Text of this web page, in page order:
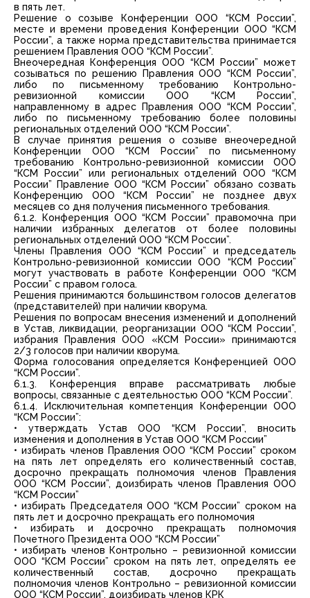
в пять лет.
Решение о созыве Конференции OOO “КСМ России”,
месте и времени проведения Конференции OOO “КСМ
России”, а также норма представительства принимается
решением Правления ООО “КСМ России”.
Внеочередная Конференция ООО “КСМ России” может
созываться по решению Правления ООО “КСМ России”,
либо по письменному требованию Контрольно-
ревизионной комиссии OOO “КСМ России”,
направленному в адрес Правления ООО “КСМ России”,
либо по письменному требованию более половины
региональных отделений ООО “КСМ России”.
В случае принятия решения о созыве внеочередной
Конференции ООО “КСМ России” по письменному
требованию Контрольно-ревизионной комиссии ООО
“КСМ России” или региональных отделений ООО “КСМ
России” Правление ООО “КСМ России” обязано созвать
Конференцию ООО “КСМ России” не позднее двух
месяцев со дня получения письменного требования.
6.1.2. Конференция ООО “КСМ России” правомочна при
наличии избранных делегатов от более половины
региональных отделений ООО “КСМ России”.
Члены Правления ООО “КСМ России” и председатель
Контрольно-ревизионной комиссии ООО “КСМ России”
могут участвовать в работе Конференции ООО “КСМ
России” с правом голоса.
Решения принимаются большинством голосов делегатов
(представителей) при наличии кворума.
Решения по вопросам внесения изменений и дополнений
в Устав, ликвидации, реорганизации ООО “КСМ России”,
избрания Правления ООО «КСМ России» принимаются
2/3 голосов при наличии кворума.
Форма голосования определяется Конференцией ООО
“КСМ России”.
6.1.3. Конференция вправе рассматривать любые
вопросы, связанные с деятельностью ООО “КСМ России”.
6.1.4. Исключительная компетенция Конференции ООО
“КСМ России”:
• утверждать Устав ООО “КСМ России”, вносить
изменения и дополнения в Устав ООО “КСМ России”
• избирать членов Правления ООО “КСМ России” сроком
на пять лет определять его количественный состав,
досрочно прекращать полномочия членов Правления
ООО “КСМ России”, доизбирать членов Правления ООО
“КСМ России”
• избирать Председателя ООО “КСМ России” сроком на
пять лет и досрочно прекращать его полномочия
• избирать и досрочно прекращать полномочия
Почетного Президента ООО “КСМ России”
• избирать членов Контрольно – ревизионной комиссии
OOO “КСМ России” сроком на пять лет, определять ее
количественный состав, досрочно прекращать
полномочия членов Контрольно – ревизионной комиссии
ООО “КСМ России”, доизбирать членов КРК